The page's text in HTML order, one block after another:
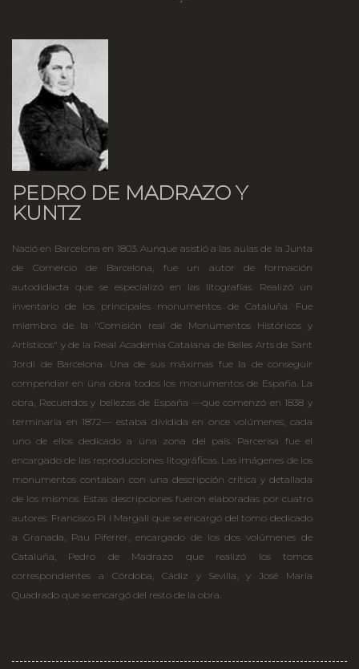
PEDRO DE MADRAZO Y
KUNTZ
Nació en Barcelona en 1803. Aunque asistió a las aulas de la Junta
de Comercio de Barcelona, fue un autor de formación
autodidacta que se especializó en las litografías. Realizó un
inventario de los principales monumentos de Cataluña. Fue
miembro de la "Comisión real de Monumentos Históricos y
Artísticos" y de la Reial Acadèmia Catalana de Belles Arts de Sant
Jordi de Barcelona. Una de sus máximas fue la de conseguir
compendiar en una obra todos los monumentos de España. La
obra, Recuerdos y bellezas de España —que comenzó en 1838 y
terminaría en 1872— estaba dividida en once volúmenes, cada
uno de ellos dedicado a una zona del país. Parcerisa fue el
encargado de las reproducciones litográficas. Las imágenes de los
monumentos contaban con una descripción crítica y detallada
de los mismos. Estas descripciones fueron elaboradas por cuatro
autores: Francisco Pi i Margall que se encargó del tomo dedicado
a Granada, Pau Piferrer, encargado de los dos volúmenes de
Cataluña, Pedro de Madrazo que realizó los tomos
correspondientes a Córdoba, Cádiz y Sevilla, y José María
Quadrado que se encargó del resto de la obra.